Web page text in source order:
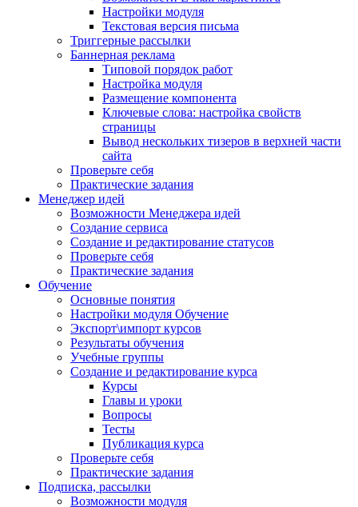
Настройки модуля
Текстовая версия письма
Триггерные рассылки
Баннерная реклама
Типовой порядок работ
Настройка модуля
Размещение компонента
Ключевые слова: настройка свойств
страницы
Вывод нескольких тизеров в верхней части
сайта
Проверьте себя
Практические задания
Менеджер идей
Возможности Менеджера идей
Создание сервиса
Создание и редактирование статусов
Проверьте себя
Практические задания
Обучение
Основные понятия
Настройки модуля Обучение
Экспорт\импорт курсов
Результаты обучения
Учебные группы
Создание и редактирование курса
Курсы
Главы и уроки
Вопросы
Тесты
Публикация курса
Проверьте себя
Практические задания
Подписка, рассылки
Возможности модуля